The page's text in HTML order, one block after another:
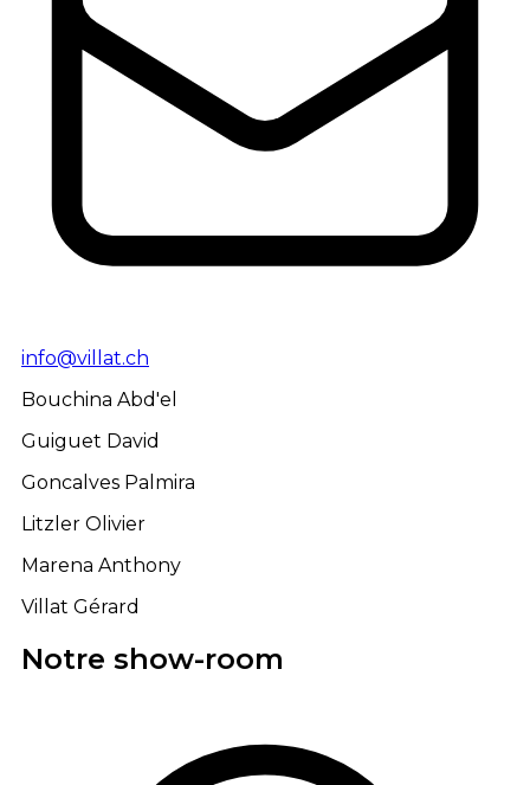
info@villat.ch
Bouchina Abd'el
Guiguet David
Goncalves Palmira
Litzler Olivier
Marena Anthony
Villat Gérard
Notre show-room